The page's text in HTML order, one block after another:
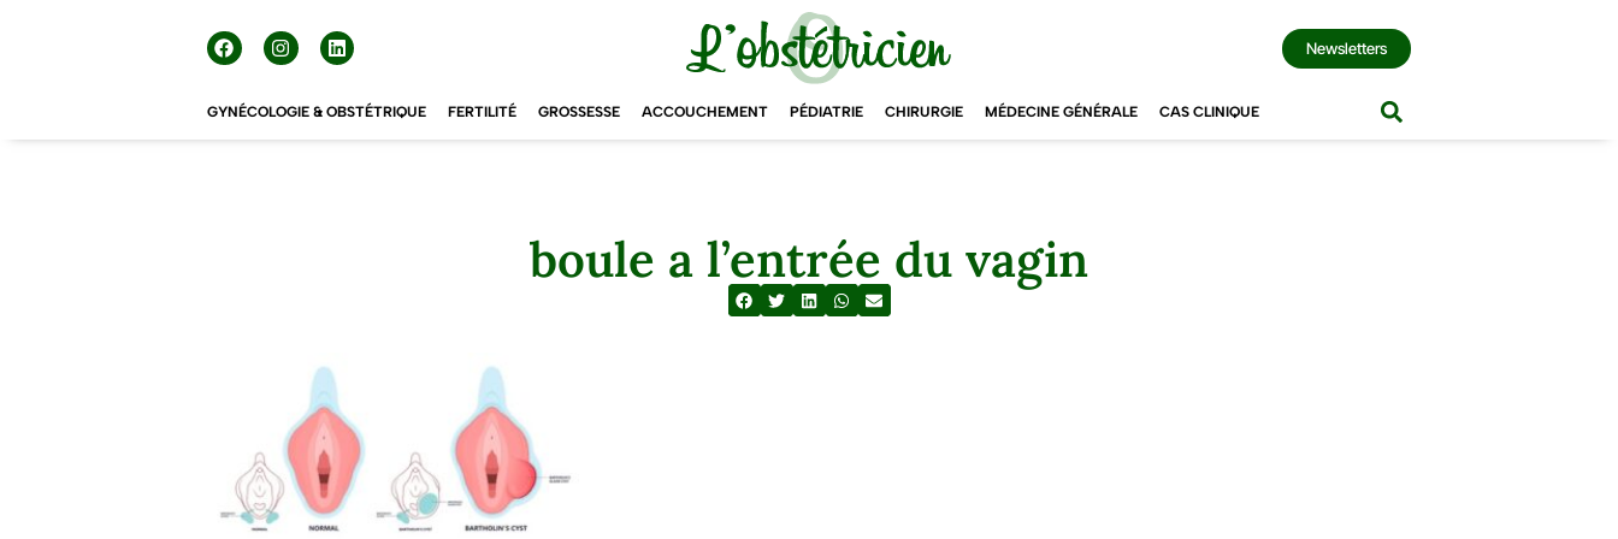
Newsletters
GYNÉCOLOGIE & OBSTÉTRIQUE FERTILITÉ GROSSESSE ACCOUCHEMENT PÉDIATRIE CHIRURGIE MÉDECINE GÉNÉRALE CAS CLINIQUE
boule a l’entrée du vagin